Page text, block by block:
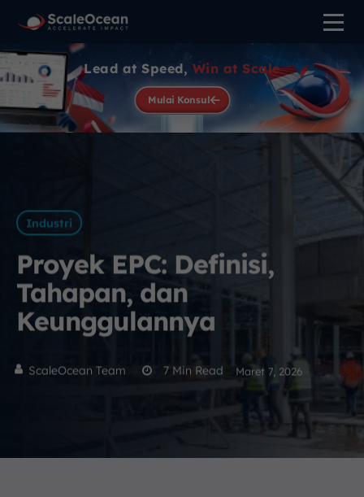
Lead at Speed, Win at Scale
Mulai Konsul
Industri
Proyek EPC: Definisi,
Tahapan, dan
Keunggulannya
ScaleOcean Team 7 Min Read Maret 7, 2026